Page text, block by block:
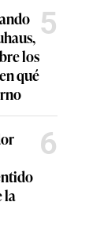
los
qué
5
la
6